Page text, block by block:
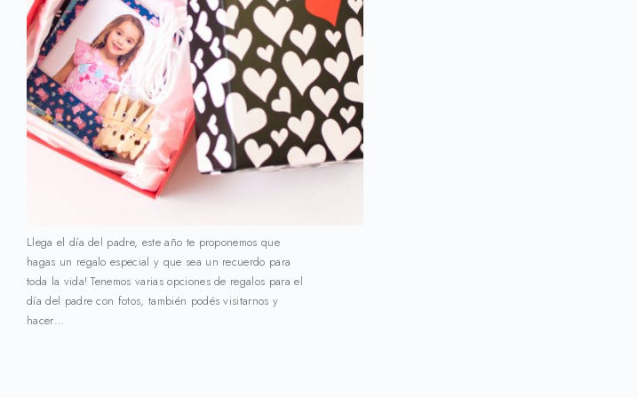
Llega el día del padre, este año te proponemos que
hagas un regalo especial y que sea un recuerdo para
toda la vida! Tenemos varias opciones de regalos para el
día del padre con fotos, también podés visitarnos y
hacer…